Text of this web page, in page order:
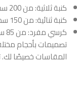
كنبة ثلاثية: من 200 سم إلى 240 سم عرضًا.
كنبة ثنائية: من 150 سم إلى 180 سم عرضًا.
كرسي مفرد: من 85 سم إلى 100 سم عرضًا.
تصميمات بأحجام
المقاسات خصيصًا لك.